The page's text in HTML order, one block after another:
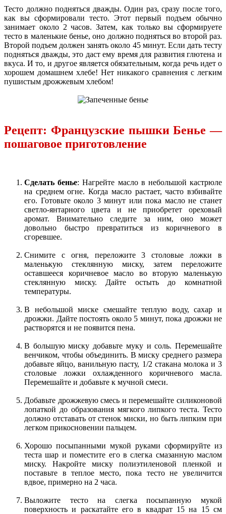
Тесто должно подняться дважды. Один раз, сразу после того,
как вы сформировали тесто. Этот первый подъем обычно
занимает около 2 часов. Затем, как только вы сформируете
тесто в маленькие бенье, оно должно подняться во второй раз.
Второй подъем должен занять около 45 минут. Если дать тесту
подняться дважды, это даст ему время для развития глютена и
вкуса. И то, и другое является обязательным, когда речь идет о
хорошем домашнем хлебе! Нет никакого сравнения с легким
пушистым дрожжевым хлебом!
Рецепт: Французские пышки Бенье —
пошаговое приготовление
Сделать бенье: Нагрейте масло в небольшой кастрюле
на среднем огне. Когда масло растает, часто взбивайте
его. Готовьте около 3 минут или пока масло не станет
светло-янтарного цвета и не приобретет ореховый
аромат. Внимательно следите за ним, оно может
довольно быстро превратиться из коричневого в
сгоревшее.
Снимите с огня, переложите 3 столовые ложки в
маленькую стеклянную миску, затем переложите
оставшееся коричневое масло во вторую маленькую
стеклянную миску. Дайте остыть до комнатной
температуры.
В небольшой миске смешайте теплую воду, сахар и
дрожжи. Дайте постоять около 5 минут, пока дрожжи не
растворятся и не появится пена.
В большую миску добавьте муку и соль. Перемешайте
венчиком, чтобы объединить. В миску среднего размера
добавьте яйцо, ванильную пасту, 1/2 стакана молока и 3
столовые ложки охлажденного коричневого масла.
Перемешайте и добавьте к мучной смеси.
Добавьте дрожжевую смесь и перемешайте силиконовой
лопаткой до образования мягкого липкого теста. Тесто
должно отставать от стенок миски, но быть липким при
легком прикосновении пальцем.
Хорошо посыпанными мукой руками сформируйте из
теста шар и поместите его в слегка смазанную маслом
миску. Накройте миску полиэтиленовой пленкой и
поставьте в теплое место, пока тесто не увеличится
вдвое, примерно на 2 часа.
Выложите тесто на слегка посыпанную мукой
поверхность и раскатайте его в квадрат 15 на 15 см